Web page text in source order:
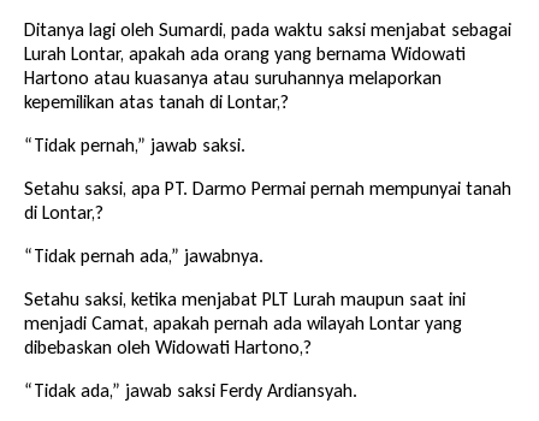
Ditanya lagi oleh Sumardi, pada waktu saksi menjabat sebagai
Lurah Lontar, apakah ada orang yang bernama Widowati
Hartono atau kuasanya atau suruhannya melaporkan
kepemilikan atas tanah di Lontar,?
“Tidak pernah,” jawab saksi.
Setahu saksi, apa PT. Darmo Permai pernah mempunyai tanah
di Lontar,?
“Tidak pernah ada,” jawabnya.
Setahu saksi, ketika menjabat PLT Lurah maupun saat ini
menjadi Camat, apakah pernah ada wilayah Lontar yang
dibebaskan oleh Widowati Hartono,?
“Tidak ada,” jawab saksi Ferdy Ardiansyah.